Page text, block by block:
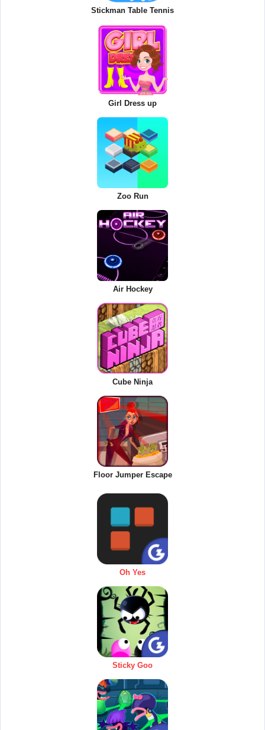
Stickman Table Tennis
Girl Dress up
Zoo Run
Air Hockey
Cube Ninja
Floor Jumper Escape
Oh Yes
Sticky Goo